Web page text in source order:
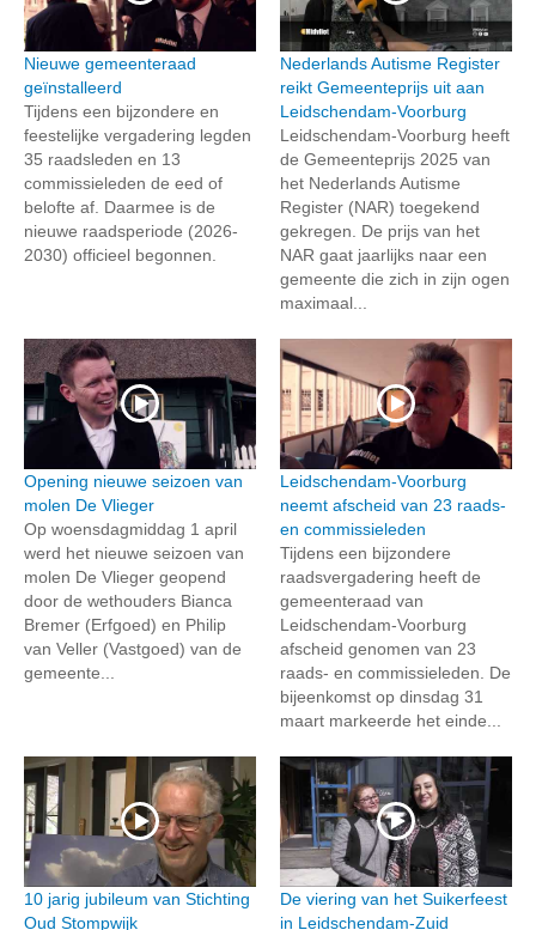
Nieuwe gemeenteraad
geïnstalleerd
Tijdens een bijzondere en
feestelijke vergadering legden
35 raadsleden en 13
commissieleden de eed of
belofte af. Daarmee is de
nieuwe raadsperiode (2026-
2030) officieel begonnen.
Nederlands Autisme Register
reikt Gemeenteprijs uit aan
Leidschendam-Voorburg
Leidschendam-Voorburg heeft
de Gemeenteprijs 2025 van
het Nederlands Autisme
Register (NAR) toegekend
gekregen. De prijs van het
NAR gaat jaarlijks naar een
gemeente die zich in zijn ogen
maximaal...
Opening nieuwe seizoen van
molen De Vlieger
Op woensdagmiddag 1 april
werd het nieuwe seizoen van
molen De Vlieger geopend
door de wethouders Bianca
Bremer (Erfgoed) en Philip
van Veller (Vastgoed) van de
gemeente...
Leidschendam-Voorburg
neemt afscheid van 23 raads-
en commissieleden
Tijdens een bijzondere
raadsvergadering heeft de
gemeenteraad van
Leidschendam-Voorburg
afscheid genomen van 23
raads- en commissieleden. De
bijeenkomst op dinsdag 31
maart markeerde het einde...
10 jarig jubileum van Stichting
Oud Stompwijk
De viering van het Suikerfeest
in Leidschendam-Zuid